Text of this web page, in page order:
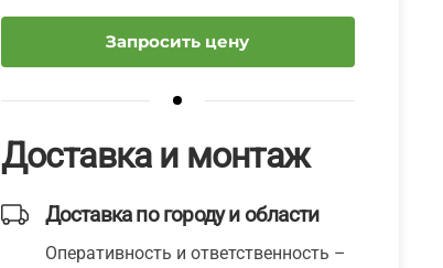
Запросить цену
Доставка и монтаж
Доставка по городу и области
Оперативность и ответственность –